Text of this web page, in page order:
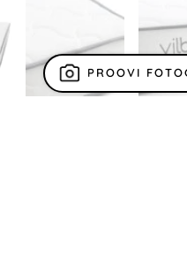
PROOVI